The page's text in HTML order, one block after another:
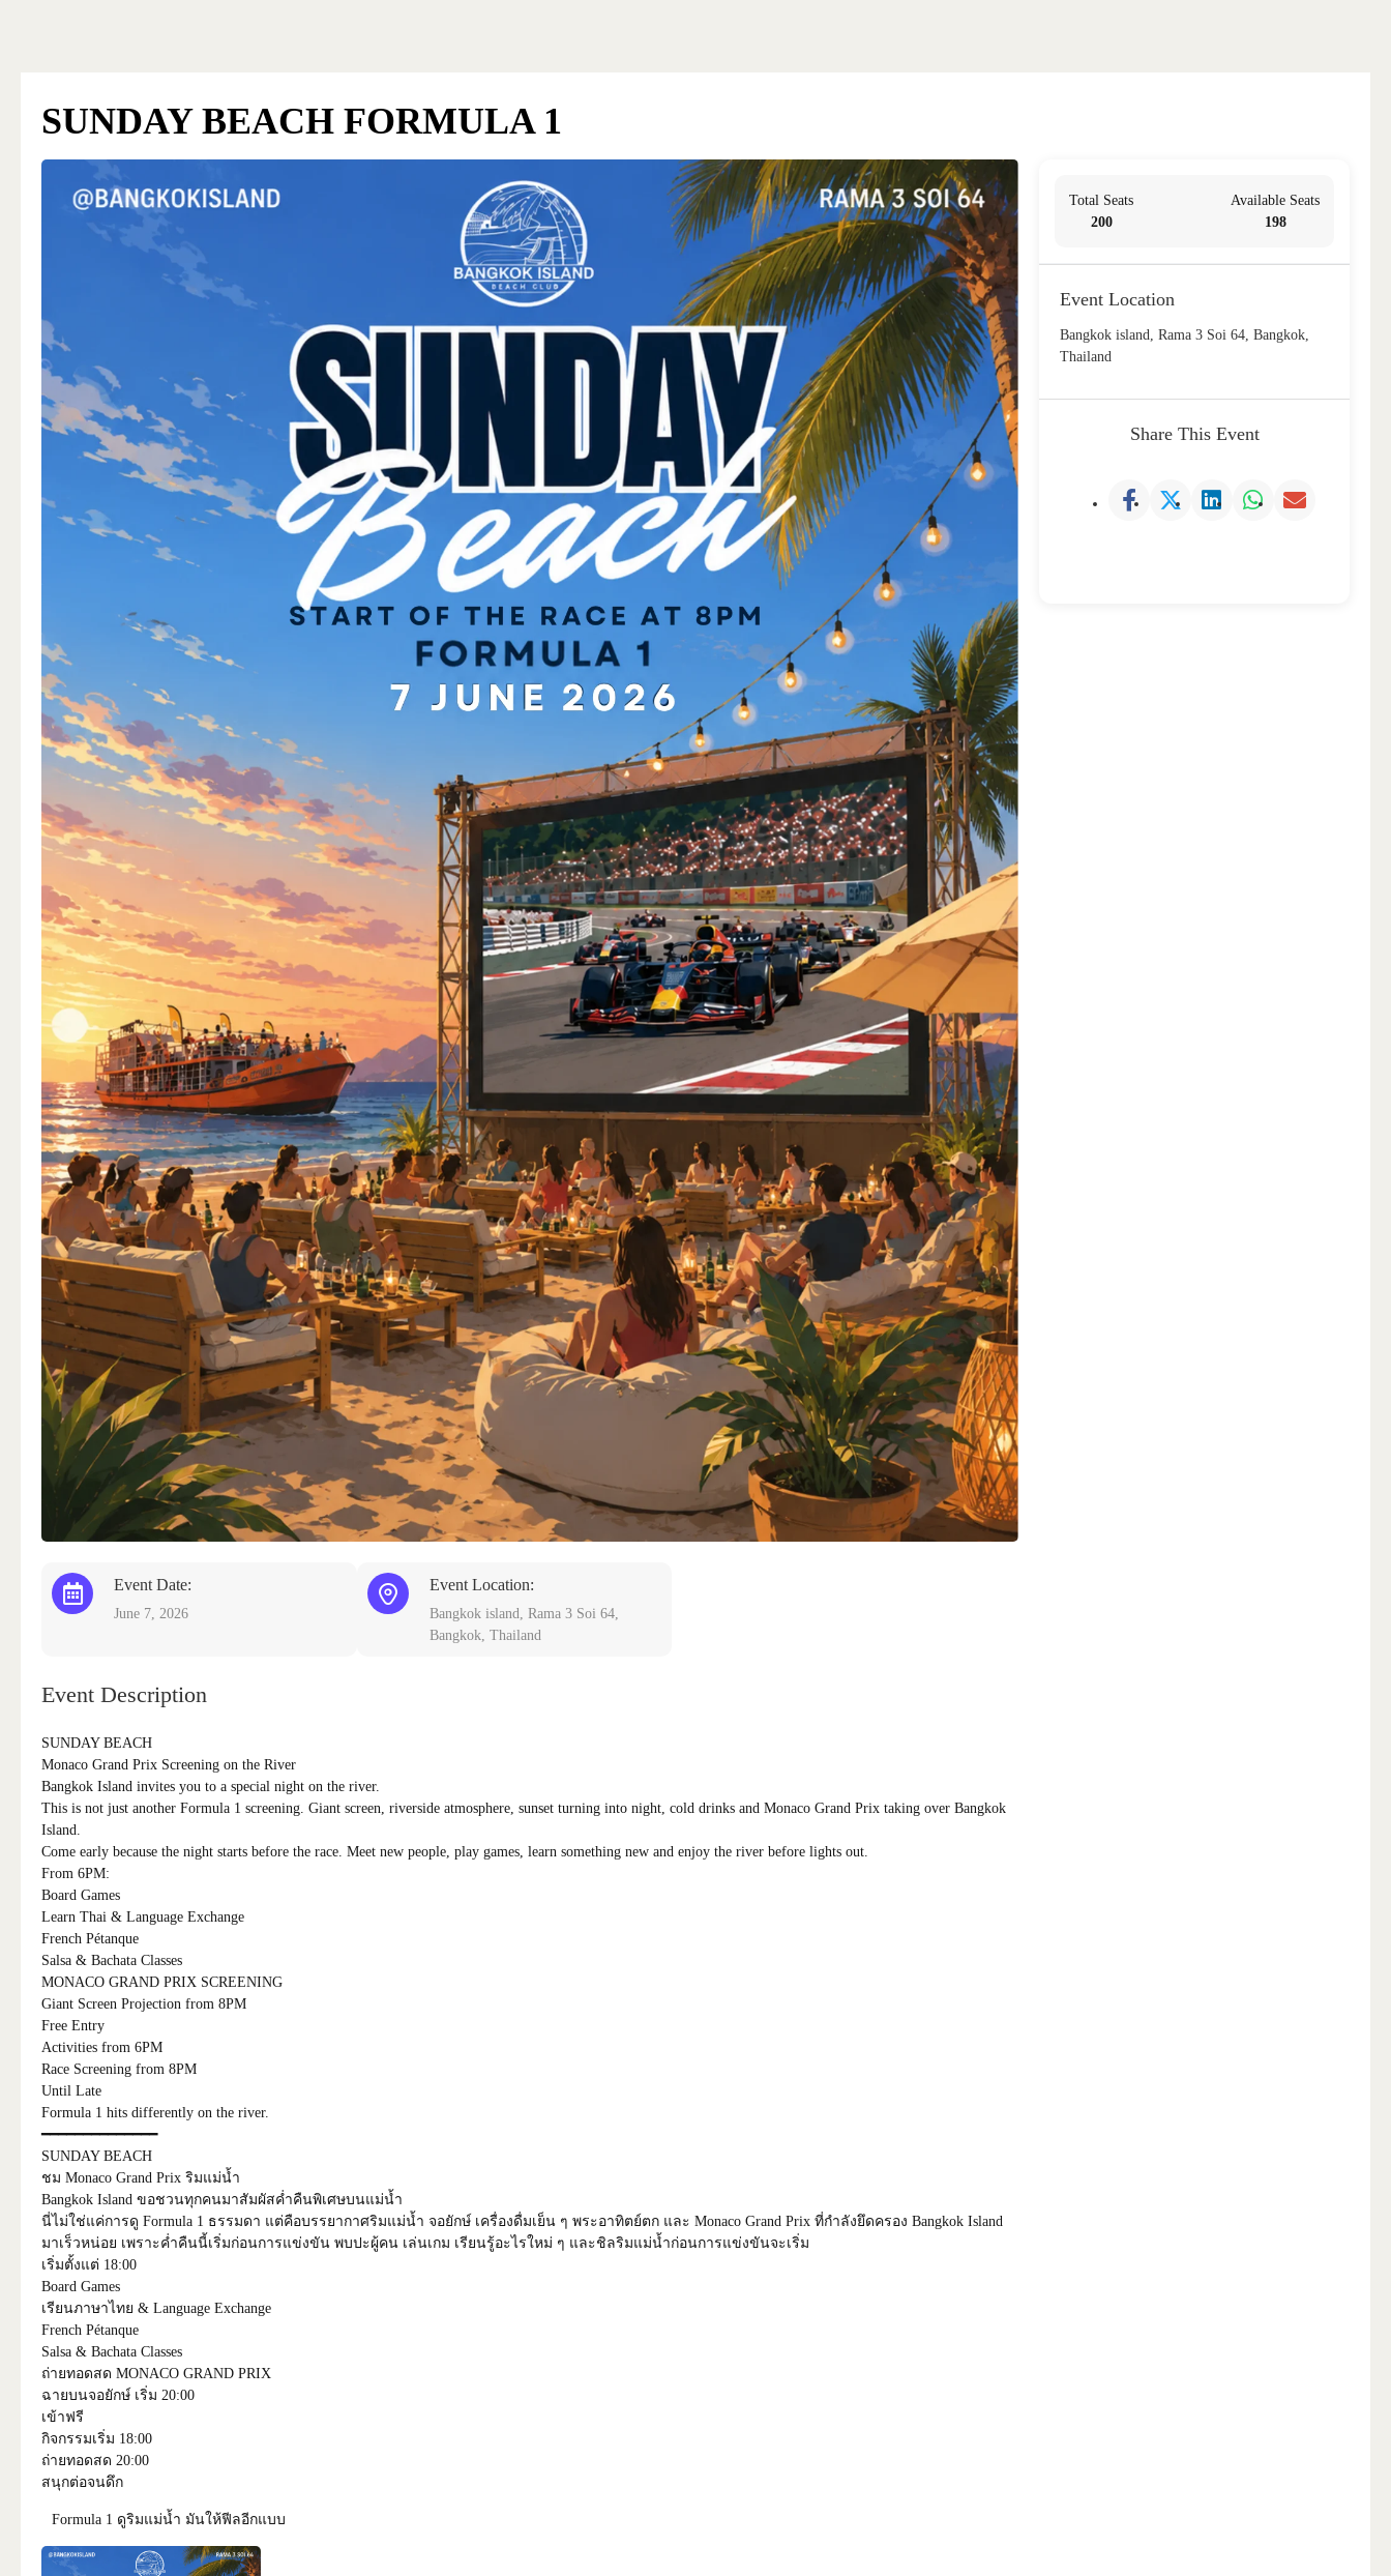
SUNDAY BEACH FORMULA 1
Event Date:
June 7, 2026
Event Location:
Bangkok island, Rama 3 Soi 64,
Bangkok, Thailand
Event Description
SUNDAY BEACH
Monaco Grand Prix Screening on the River
Bangkok Island invites you to a special night on the river.
This is not just another Formula 1 screening. Giant screen, riverside atmosphere, sunset turning into night, cold drinks and Monaco Grand Prix taking over Bangkok
Island.
Come early because the night starts before the race. Meet new people, play games, learn something new and enjoy the river before lights out.
From 6PM:
Board Games
Learn Thai & Language Exchange
French Pétanque
Salsa & Bachata Classes
MONACO GRAND PRIX SCREENING
Giant Screen Projection from 8PM
Free Entry
Activities from 6PM
Race Screening from 8PM
Until Late
Formula 1 hits differently on the river.
━━━━━━━━━━━━━━
SUNDAY BEACH
ชม Monaco Grand Prix ริมแม่น้ำ
Bangkok Island ขอชวนทุกคนมาสัมผัสค่ำคืนพิเศษบนแม่น้ำ
นี่ไม่ใช่แค่การดู Formula 1 ธรรมดา แต่คือบรรยากาศริมแม่น้ำ จอยักษ์ เครื่องดื่มเย็น ๆ พระอาทิตย์ตก และ Monaco Grand Prix ที่กำลังยึดครอง Bangkok Island
มาเร็วหน่อย เพราะค่ำคืนนี้เริ่มก่อนการแข่งขัน พบปะผู้คน เล่นเกม เรียนรู้อะไรใหม่ ๆ และชิลริมแม่น้ำก่อนการแข่งขันจะเริ่ม
เริ่มตั้งแต่ 18:00
Board Games
เรียนภาษาไทย & Language Exchange
French Pétanque
Salsa & Bachata Classes
ถ่ายทอดสด MONACO GRAND PRIX
ฉายบนจอยักษ์ เริ่ม 20:00
เข้าฟรี
กิจกรรมเริ่ม 18:00
ถ่ายทอดสด 20:00
สนุกต่อจนดึก
Formula 1 ดูริมแม่น้ำ มันให้ฟีลอีกแบบ
Total Seats
200
Available Seats
198
Event Location
Bangkok island, Rama 3 Soi 64, Bangkok,
Thailand
Share This Event